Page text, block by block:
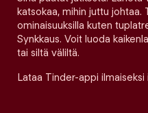
katsokaa, mihin juttu
ominaisuuksilla kuten
Synkkaus. Voit luoda
tai siltä väliltä.
Lataa Tinder-appi ilmaiseksi